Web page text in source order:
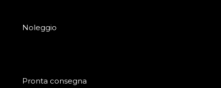
Noleggio
Pronta consegna